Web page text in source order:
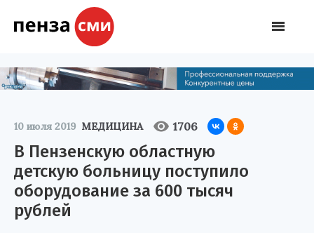
10 июля 2019 МЕДИЦИНА 1706
В Пензенскую областную
детскую больницу поступило
оборудование за 600 тысяч
рублей